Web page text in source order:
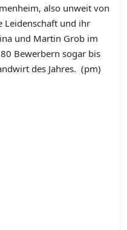
also unweit von
Leidenschaft und ihr
und Martin Grob im
Bewerbern sogar bis
des Jahres. (pm)